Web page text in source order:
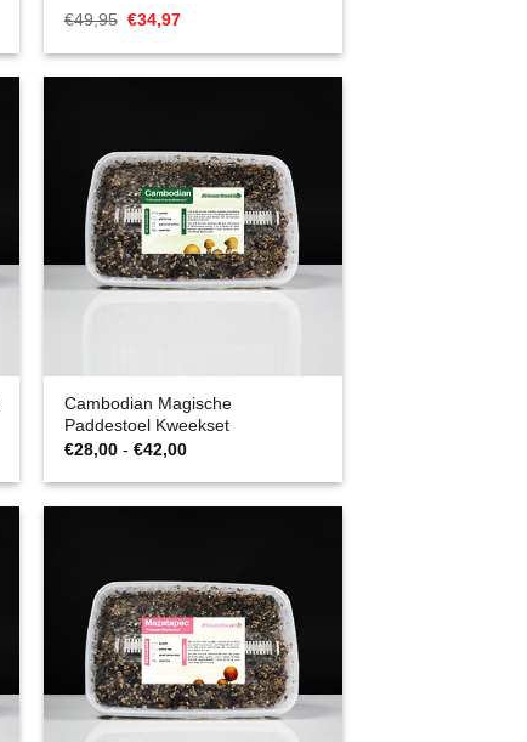
€49,95 Oorspronkelijke
was:
€34,97Huidige
is:
Cambodian Magische
Paddestoel Kweekset
€28,00 - €42,00Prijsklasse:
tot